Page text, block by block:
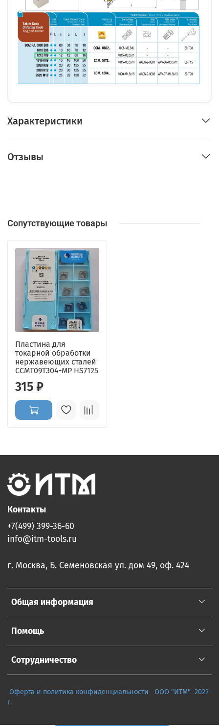
Характеристики
Отзывы
Сопутствующие товары
Пластина для
токарной обработки
нержавеющих сталей
CCMT09T304-MP HS7125
315 ₽
Общая информация
Помощь
Сотрудничество
Контакты
+7(499) 399-36-60
info@itm-tools.ru
г. Москва, Б. Семеновская ул. дом 49, оф. 424
Оферта и политика конфиденциальности
ООО "ИТМ" 2022
г.